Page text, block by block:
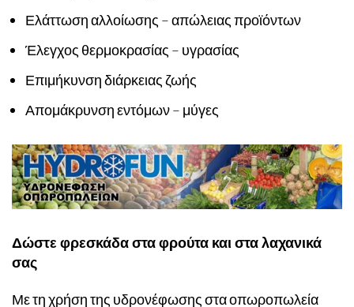
Ελάττωση αλλοίωσης – απώλειας προϊόντων
Έλεγχος θερμοκρασίας – υγρασίας
Επιμήκυνση διάρκειας ζωής
Απομάκρυνση εντόμων – μύγες
Δώστε φρεσκάδα στα φρούτα και στα λαχανικά
σας
Με τη χρήση της υδρονέφωσης στα οπωροπωλεία